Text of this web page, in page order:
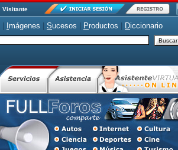
Visitante
mágenes Sucesos Productos Diccionario